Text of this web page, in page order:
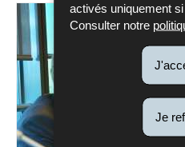
activés uniquement
Consulter notre
Je